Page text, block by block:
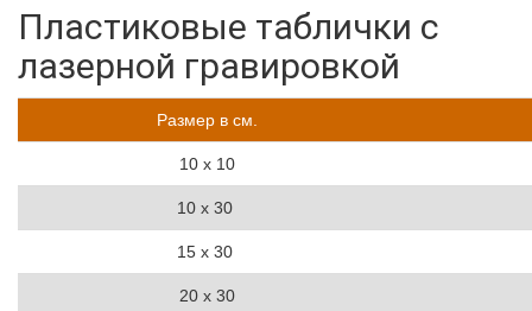
Пластиковые таблички с
лазерной гравировкой
Размер в см.
10 х 10
10 х 30
15 х 30
20 х 30